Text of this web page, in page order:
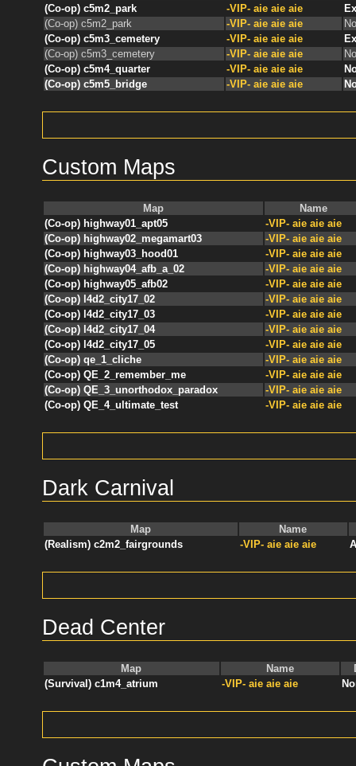
(Co-op) c5m2_park
-VIP- aie aie aie
(Co-op) c5m2_park
-VIP- aie aie aie
(Co-op) c5m3_cemetery
-VIP- aie aie aie
(Co-op) c5m3_cemetery
-VIP- aie aie aie
(Co-op) c5m4_quarter
-VIP- aie aie aie
(Co-op) c5m5_bridge
-VIP- aie aie aie
Custom Maps
Map
Name
(Co-op) highway01_apt05
-VIP- aie aie aie
(Co-op) highway02_megamart03
-VIP- aie aie aie
(Co-op) highway03_hood01
-VIP- aie aie aie
(Co-op) highway04_afb_a_02
-VIP- aie aie aie
(Co-op) highway05_afb02
-VIP- aie aie aie
(Co-op) l4d2_city17_02
-VIP- aie aie aie
(Co-op) l4d2_city17_03
-VIP- aie aie aie
(Co-op) l4d2_city17_04
-VIP- aie aie aie
(Co-op) l4d2_city17_05
-VIP- aie aie aie
(Co-op) qe_1_cliche
-VIP- aie aie aie
(Co-op) QE_2_remember_me
-VIP- aie aie aie
(Co-op) QE_3_unorthodox_paradox
-VIP- aie aie aie
(Co-op) QE_4_ultimate_test
-VIP- aie aie aie
Dark Carnival
Map
Name
(Realism) c2m2_fairgrounds
-VIP- aie aie aie
Dead Center
Map Name
(Survival) c1m4_atrium
-VIP- aie aie aie